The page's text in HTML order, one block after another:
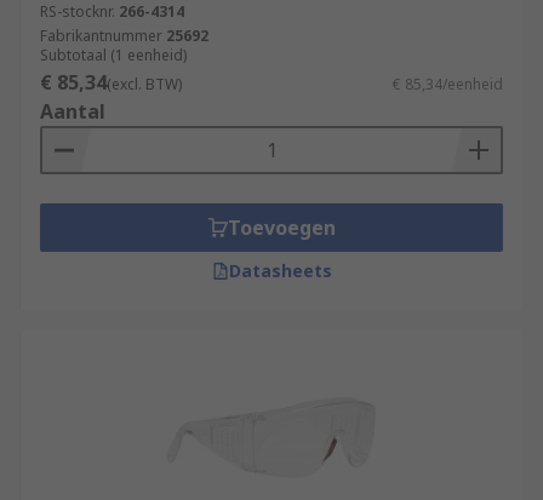
RS-stocknr. 266-4314
Fabrikantnummer 25692
Subtotaal (1 eenheid)
€ 85,34(excl. BTW) € 85,34/eenheid
Aantal
Toevoegen
Datasheets